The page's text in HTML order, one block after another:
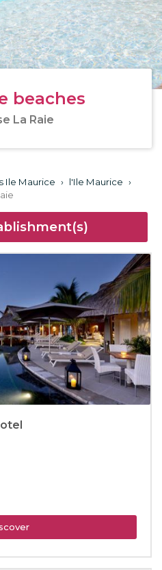
beaches
La Raie
Ile Maurice › l'Ile Maurice ›